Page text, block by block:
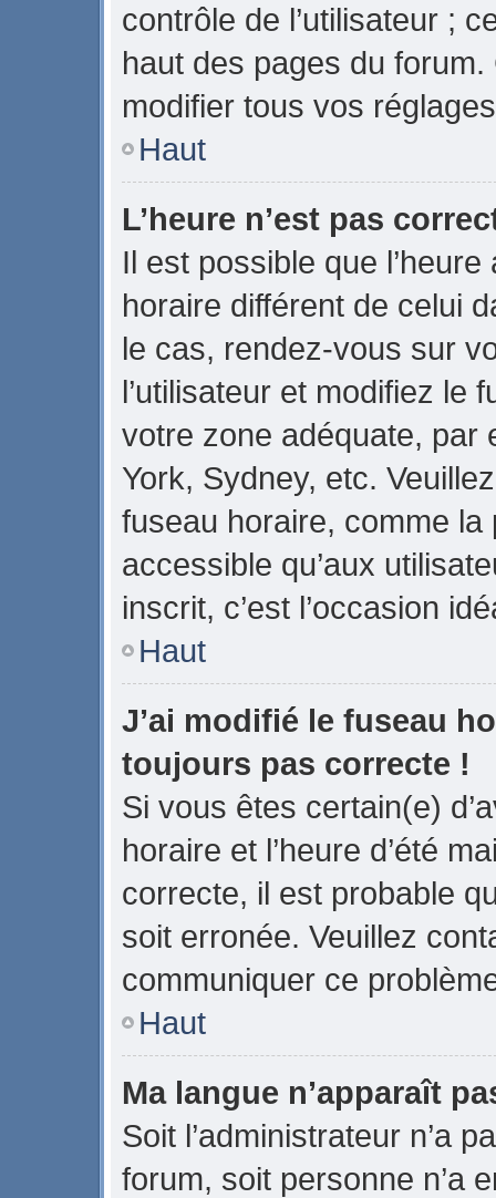
contrôle de l’utilisateur ;
haut des pages du
modifier tous vos
Haut
L’heure n’est pas
Il est possible que
horaire différent de celui
le cas, rendez-vous sur
l’utilisateur et modifiez le
votre zone adéquate, par
York, Sydney, etc.
fuseau horaire, comme la
accessible qu’aux
inscrit, c’est l’occasion
Haut
J’ai modifié le fuseau
toujours pas correcte !
Si vous êtes certain(e)
horaire et l’heure d’été
correcte, il est probable
soit erronée. Veuillez
communiquer ce
Haut
Ma langue n’apparaît
Soit l’administrateur n’a
forum, soit personne n’a